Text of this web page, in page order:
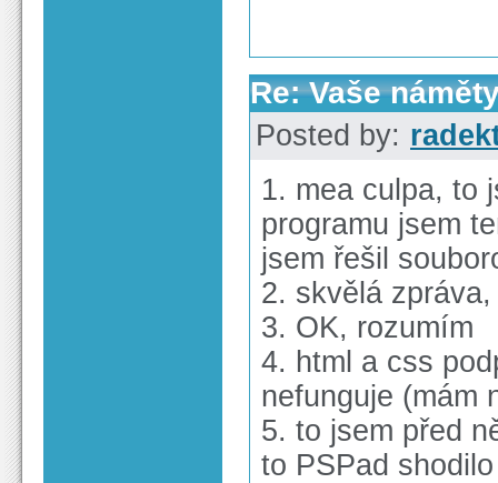
Re: Vaše
Posted by:
1. mea culpa, to
programu jsem
jsem řešil
2. skvělá
3. OK, rozumím
4. html a css
nefunguje (mám
5. to jsem před
to PSPad shodilo